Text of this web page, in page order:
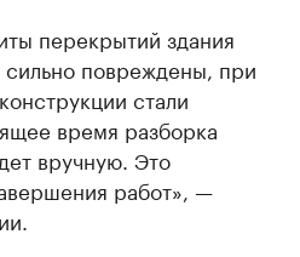
перекрытий здания
повреждены, при
стали
время разборка
вручную. Это
работ», —